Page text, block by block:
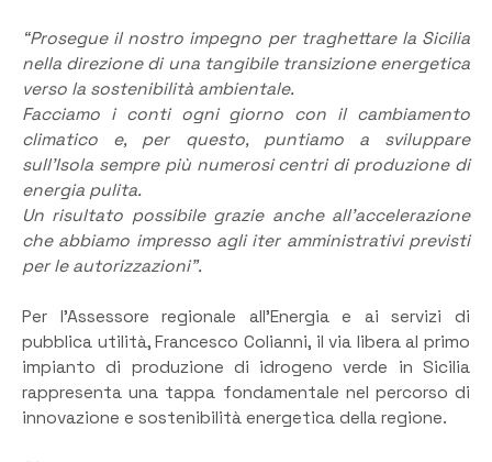
“Prosegue il nostro impegno per traghettare la Sicilia
nella direzione di una tangibile transizione energetica
verso la sostenibilità ambientale.
Facciamo i conti ogni giorno con il cambiamento
climatico e, per questo, puntiamo a sviluppare
sull’Isola sempre più numerosi centri di produzione di
energia pulita.
Un risultato possibile grazie anche all’accelerazione
che abbiamo impresso agli iter amministrativi previsti
per le autorizzazioni”.
Per l’Assessore regionale all’Energia e ai servizi di
pubblica utilità, Francesco Colianni, il via libera al primo
impianto di produzione di idrogeno verde in Sicilia
rappresenta una tappa fondamentale nel percorso di
innovazione e sostenibilità energetica della regione.